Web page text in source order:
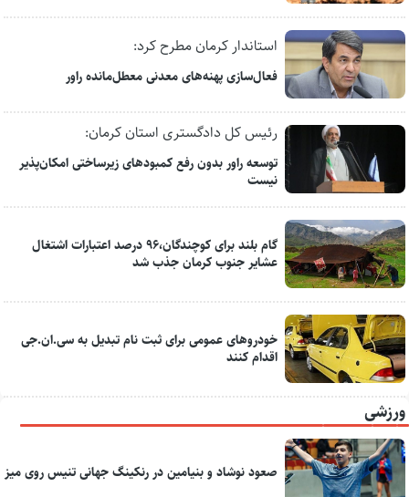
استاندار کرمان مطرح کرد:
فعال‌سازی پهنه‌های معدنی معطل‌مانده راور
رئیس کل دادگستری استان کرمان:
توسعه راور بدون رفع کمبودهای زیرساختی امکان‌پذیر
نیست
گام بلند برای کوچندگان،۹۶ درصد اعتبارات اشتغال
عشایر جنوب کرمان جذب شد
خودروهای عمومی برای ثبت نام تبدیل به سی.ان.جی
اقدام کنند
ورزشی
صعود نوشاد و بنیامین در رنکینگ جهانی تنیس روی میز